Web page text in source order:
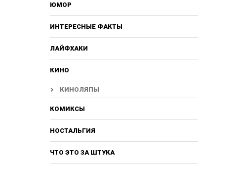
ЮМОР
ИНТЕРЕСНЫЕ ФАКТЫ
ЛАЙФХАКИ
КИНО
КИНОЛЯПЫ
КОМИКСЫ
НОСТАЛЬГИЯ
ЧТО ЭТО ЗА ШТУКА